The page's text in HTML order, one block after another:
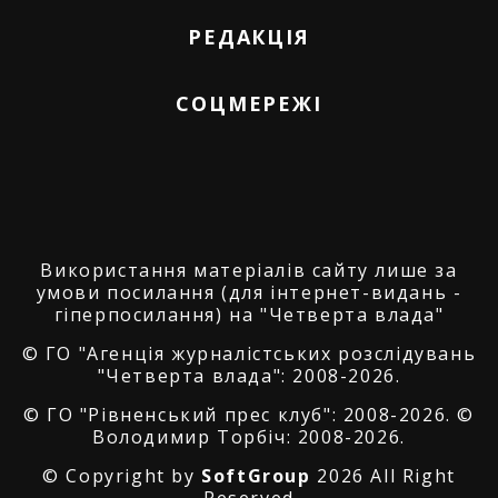
РЕДАКЦІЯ
СОЦМЕРЕЖІ
Використання матеріалів сайту лише за
умови посилання (для інтернет-видань -
гіперпосилання) на "Четверта влада"
© ГО "Агенція журналістських розслідувань
"Четверта влада": 2008-2026.
© ГО "Рівненський прес клуб": 2008-2026. ©
Володимир Торбіч: 2008-2026.
© Copyright by SoftGroup 2026 All Right